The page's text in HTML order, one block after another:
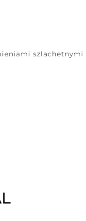
szlachetnymi